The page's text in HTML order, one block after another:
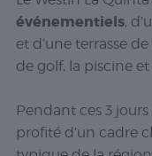
événementiels,
et d’une terrasse de
de golf, la piscine et
Pendant ces 3
profité d’un cadre